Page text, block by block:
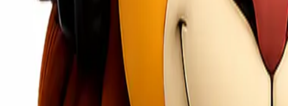
Listrik:Pengiriman barang elektronik seperti komputer, televisi,
kebutuhan proyek pembangunan di Bengkulu, kami melayani
Bengkulu sebagai daerah yang kaya akan hasil bumi, sering
juga melayani pengiriman kendaraan bermotor baik dalam kondisi baru
dengan Lionel Express
cargo murah dari Jakarta ke Bengkulu, Anda hanya perlu mengikuti